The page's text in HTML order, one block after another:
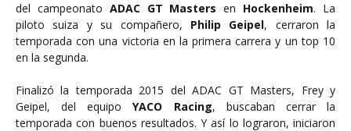
del campeonato ADAC GT Masters en Hockenheim. La
piloto suiza y su compañero, Philip Geipel, cerraron la
temporada con una victoria en la primera carrera y un top 10
en la segunda.
Finalizó la temporada 2015 del ADAC GT Masters, Frey y
Geipel, del equipoYACO Racing, buscaban cerrar la
temporada con buenos resultados. Y así lo lograron, iniciaron